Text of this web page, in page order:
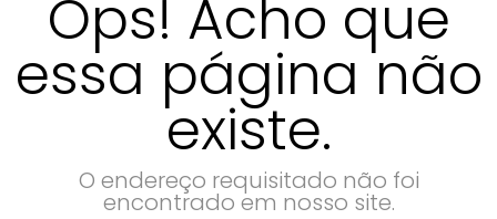
Ops! Acho que
essa página não
existe.
O endereço requisitado não foi
encontrado em nosso site.